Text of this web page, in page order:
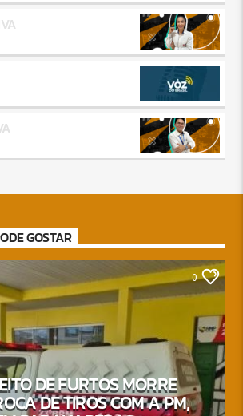
GOSTAR
0
DE FURTOS MORRE
DE TIROS COM A PM,